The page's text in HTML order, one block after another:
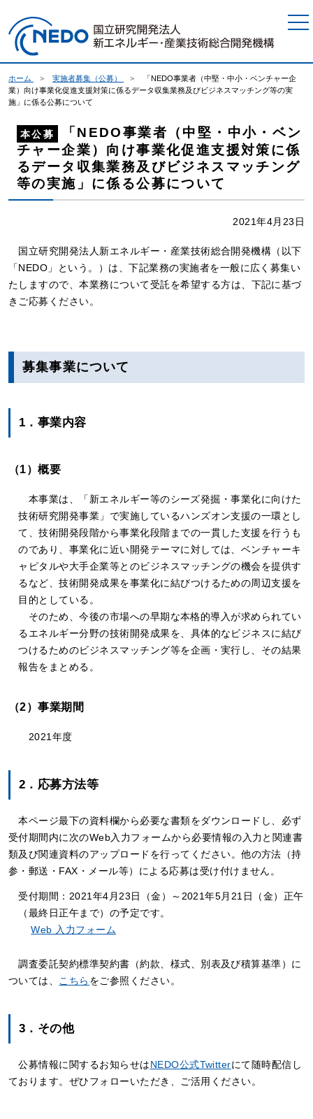
ホーム 実施者募集（公募）
「NEDO事業者（中堅・中小・ベンチャー企
業）向け事業化促進支援対策に係るデータ収集業務及びビジネスマッチング等の実
施」に係る公募について
本公募
「NEDO事業者（中堅・中小・ベン
チャー企業）向け事業化促進支援対策に係
るデータ収集業務及びビジネスマッチング
等の実施」に係る公募について
2021年4月23日
国立研究開発法人新エネルギー・産業技術総合開発機構（以下
「NEDO」という。）は、下記業務の実施者を一般に広く募集い
たしますので、本業務について受託を希望する方は、下記に基づ
きご応募ください。
募集事業について
1．事業内容
（1）概要
本事業は、「新エネルギー等のシーズ発掘・事業化に向けた
技術研究開発事業」で実施しているハンズオン支援の一環とし
て、技術開発段階から事業化段階までの一貫した支援を行うも
のであり、事業化に近い開発テーマに対しては、ベンチャーキ
ャピタルや大手企業等とのビジネスマッチングの機会を提供す
るなど、技術開発成果を事業化に結びつけるための周辺支援を
目的としている。
そのため、今後の市場への早期な本格的導入が求められてい
るエネルギー分野の技術開発成果を、具体的なビジネスに結び
つけるためのビジネスマッチング等を企画・実行し、その結果
報告をまとめる。
（2）事業期間
2021年度
2．応募方法等
本ページ最下の資料欄から必要な書類をダウンロードし、必ず
受付期間内に次のWeb入力フォームから必要情報の入力と関連書
類及び関連資料のアップロードを行ってください。他の方法（持
参・郵送・FAX・メール等）による応募は受け付けません。
受付期間：2021年4月23日（金）～2021年5月21日（金）正午
（最終日正午まで）の予定です。
Web 入力フォーム
調査委託契約標準契約書（約款、様式、別表及び積算基準）に
ついては、 こちら をご参照ください。
3．その他
公募情報に関するお知らせはNEDO公式Twitterにて随時配信し
ております。ぜひフォローいただき、ご活用ください。